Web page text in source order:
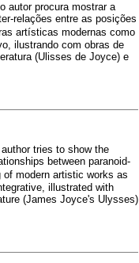
autor procura mostrar a
relações entre as posições
artísticas modernas como
ilustrando com obras de
(Ulisses de Joyce) e
tries to show the
between paranoid-
modern artistic works as
illustrated with
(James Joyce's Ulysses)